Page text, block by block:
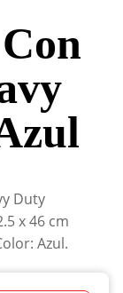
Duty
x 46 cm
Azul.